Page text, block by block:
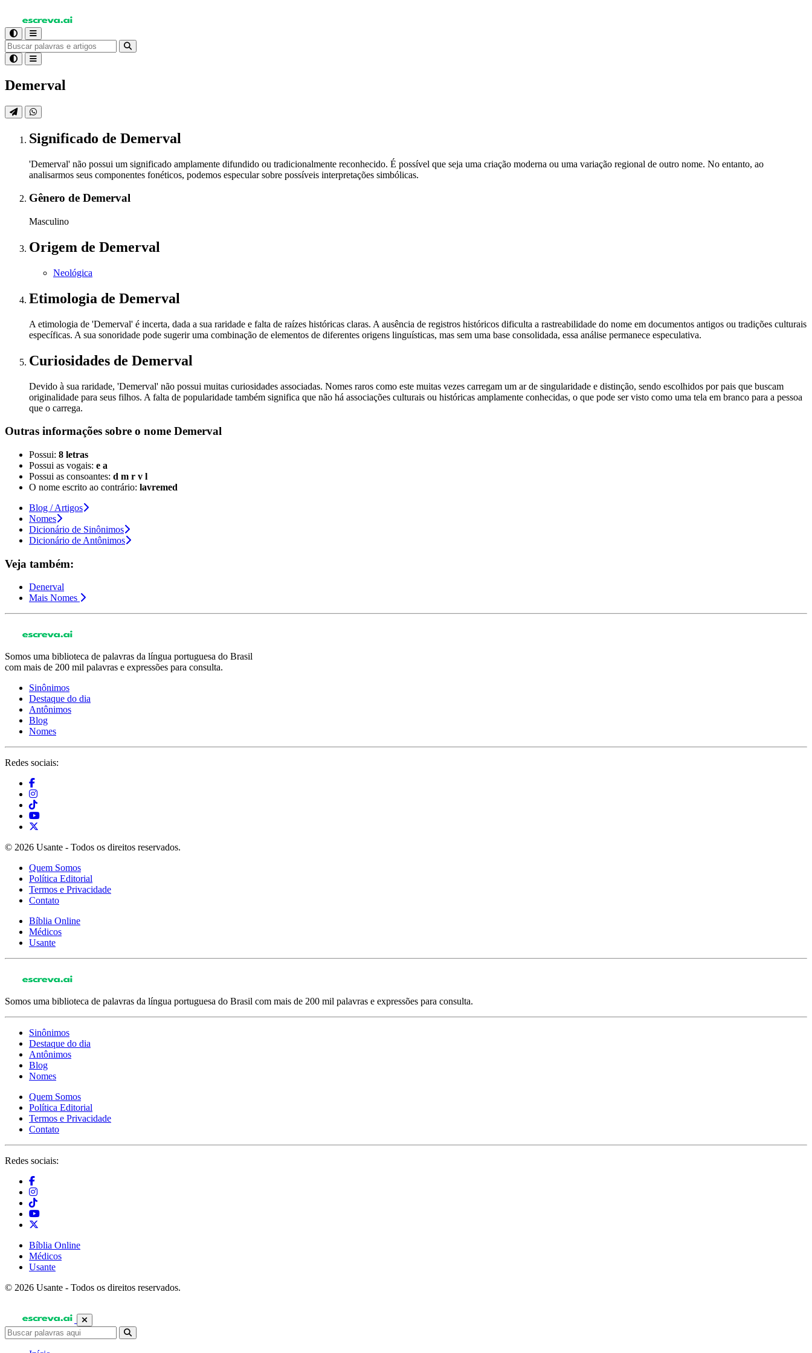
Demerval
Significado de Demerval
'Demerval' não possui um significado amplamente difundido ou tradicionalmente reconhecido. É possível que seja uma criação moderna ou uma variação regional de outro nome. No entanto, ao
analisarmos seus componentes fonéticos, podemos especular sobre possíveis interpretações simbólicas.
Gênero de Demerval
Masculino
Origem de Demerval
Neológica
Etimologia de Demerval
A etimologia de 'Demerval' é incerta, dada a sua raridade e falta de raízes históricas claras. A ausência de registros históricos dificulta a rastreabilidade do nome em documentos antigos ou tradições culturais
específicas. A sua sonoridade pode sugerir uma combinação de elementos de diferentes origens linguísticas, mas sem uma base consolidada, essa análise permanece especulativa.
Curiosidades de Demerval
Devido à sua raridade, 'Demerval' não possui muitas curiosidades associadas. Nomes raros como este muitas vezes carregam um ar de singularidade e distinção, sendo escolhidos por pais que buscam
originalidade para seus filhos. A falta de popularidade também significa que não há associações culturais ou históricas amplamente conhecidas, o que pode ser visto como uma tela em branco para a pessoa
que o carrega.
Outras informações sobre o nome Demerval
Possui: 8 letras
Possui as vogais: e a
Possui as consoantes: d m r v l
O nome escrito ao contrário: lavremed
Blog / Artigos
Nomes
Dicionário de Sinônimos
Dicionário de Antônimos
Veja também:
Denerval
Mais Nomes
Somos uma biblioteca de palavras da língua portuguesa do Brasil
com mais de 200 mil palavras e expressões para consulta.
Sinônimos
Destaque do dia
Antônimos
Blog
Nomes
Redes sociais:
© 2026 Usante - Todos os direitos reservados.
Quem Somos
Política Editorial
Termos e Privacidade
Contato
Bíblia Online
Médicos
Usante
Somos uma biblioteca de palavras da língua portuguesa do Brasil com mais de 200 mil palavras e expressões para consulta.
Sinônimos
Destaque do dia
Antônimos
Blog
Nomes
Quem Somos
Política Editorial
Termos e Privacidade
Contato
Redes sociais:
Bíblia Online
Médicos
Usante
© 2026 Usante - Todos os direitos reservados.